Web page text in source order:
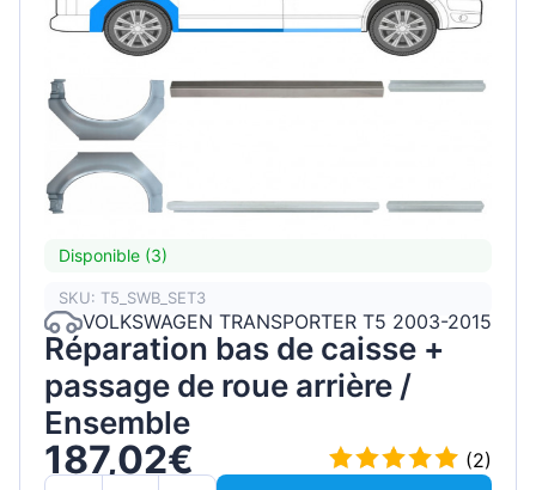
Disponible (3)
SKU: T5_SWB_SET3
VOLKSWAGEN TRANSPORTER T5 2003-2015
Réparation bas de caisse +
passage de roue arrière /
Ensemble
187,02€
(2)